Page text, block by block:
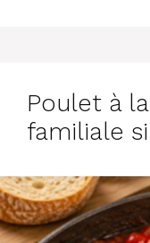
Poulet à
familiale